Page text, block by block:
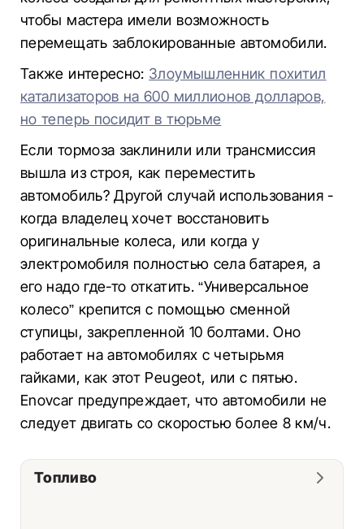
чтобы мастера имели возможность
перемещать заблокированные автомобили.
Также интересно: Злоумышленник похитил
катализаторов на 600 миллионов долларов,
но теперь посидит в тюрьме
Если тормоза заклинили или трансмиссия
вышла из строя, как переместить
автомобиль? Другой случай использования -
когда владелец хочет восстановить
оригинальные колеса, или когда у
электромобиля полностью села батарея, а
его надо где-то откатить. “Универсальное
колесо” крепится с помощью сменной
ступицы, закрепленной 10 болтами. Оно
работает на автомобилях с четырьмя
гайками, как этот Peugeot, или с пятью.
Enovcar предупреждает, что автомобили не
следует двигать со скоростью более 8 км/ч.
Топливо